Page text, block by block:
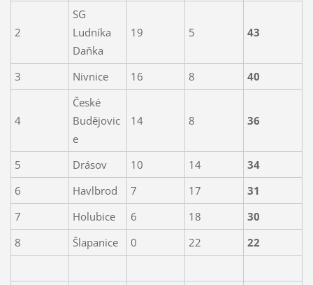
2
SG
Ludníka
Daňka
19 5 43
3 Nivnice 16 8 40
4
České
Budějovic
e
14 8 36
5 Drásov 10 14
34
6
Havlbrod 7 17
31
7
Holubice 6 18
30
8
Šlapanice 0 22 22